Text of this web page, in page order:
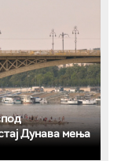
Дунава мења